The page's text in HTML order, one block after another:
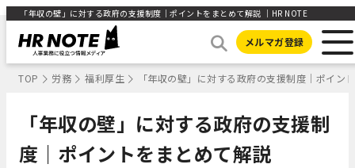
「年収の壁」に対する政府の支援制度｜ポイントをまとめて解説 ｜HR NOTE
メルマガ登録
TOP 労務 福利厚生 「年収の壁」に対する政府の支援制度｜ポイン
「年収の壁」に対する政府の支援制
度｜ポイントをまとめて解説